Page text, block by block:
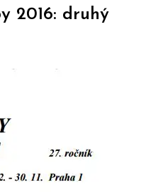
2016: druhý